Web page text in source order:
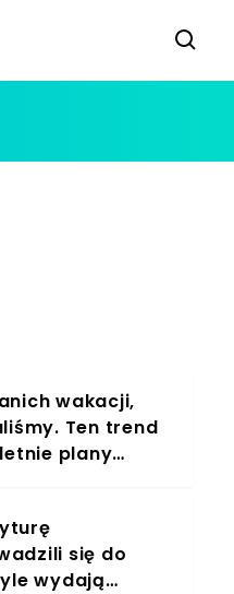
wakacji,
Ten trend
plany
się do
wydają